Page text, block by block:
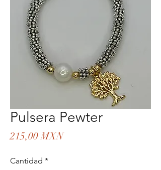
Pulsera Pewter
215,00 MXNPrecio
Cantidad *